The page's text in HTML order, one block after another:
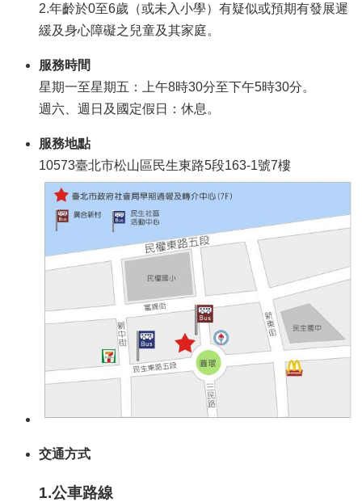
2.年齡於0至6歲（或未入小學）有疑似或預期有發展遲
緩及身心障礙之兒童及其家庭。
服務時間
星期一至星期五：上午8時30分至下午5時30分。
週六、週日及國定假日：休息。
服務地點
10573臺北市松山區民生東路5段163-1號7樓
交通方式
1.公車路線